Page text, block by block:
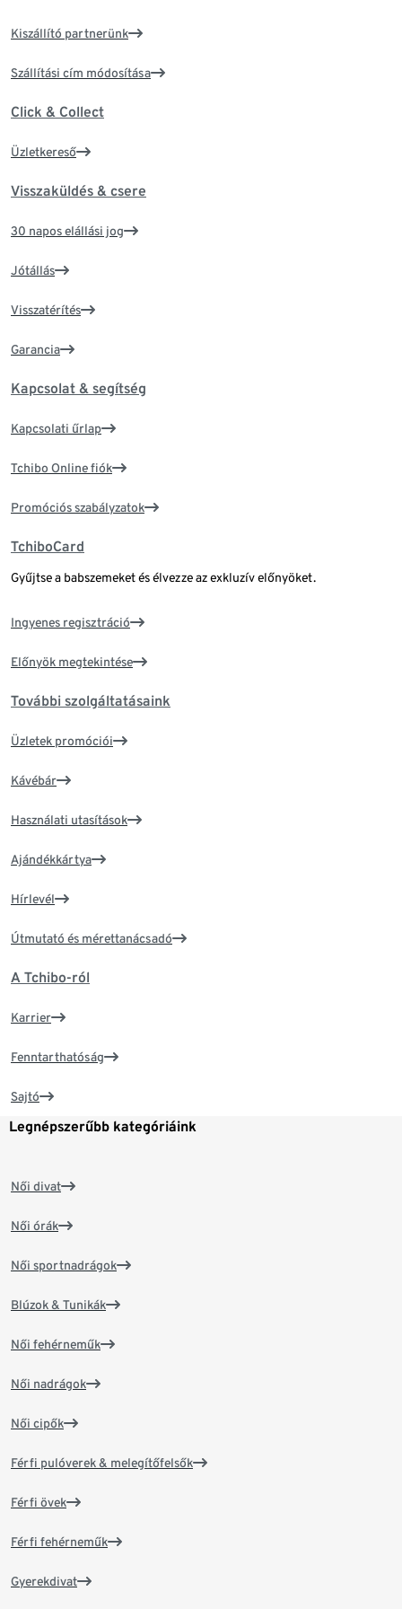
Kiszállító partnerünk
Szállítási cím módosítása
Click & Collect
Üzletkereső
Visszaküldés & csere
30 napos elállási jog
Jótállás
Visszatérítés
Garancia
Kapcsolat & segítség
Kapcsolati űrlap
Tchibo Online fiók
Promóciós szabályzatok
TchiboCard
Gyűjtse a babszemeket és élvezze az exkluzív előnyöket.
Ingyenes regisztráció
Előnyök megtekintése
További szolgáltatásaink
Üzletek promóciói
Kávébár
Használati utasítások
Ajándékkártya
Hírlevél
Útmutató és mérettanácsadó
A Tchibo-ról
Karrier
Fenntarthatóság
Sajtó
Legnépszerűbb kategóriáink
Női divat
Női órák
Női sportnadrágok
Blúzok & Tunikák
Női fehérneműk
Női nadrágok
Női cipők
Férfi pulóverek & melegítőfelsők
Férfi övek
Férfi fehérneműk
Gyerekdivat